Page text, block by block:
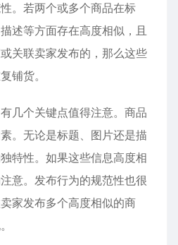
。若两个或多个商品在标
述等方面存在高度相似，且
关联卖家发布的，那么这些
铺货。
几个关键点值得注意。商品
。无论是标题、图片还是描
特性。如果这些信息高度相
意。发布行为的规范性也很
家发布多个高度相似的商